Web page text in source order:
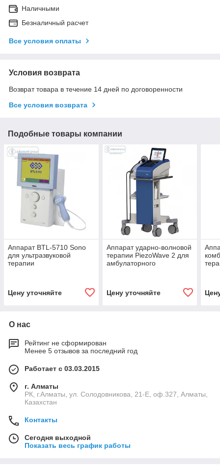
Наличными
Безналичный расчет
Все условия оплаты
Условия возврата
Возврат товара в течение 14 дней по договоренности
Все условия возврата
Подобные товары компании
Аппарат BTL-5710 Sono
для ультразвуковой
терапии
Цену уточняйте
Аппарат ударно-волновой
терапии PiezoWave 2 для
амбулаторного
Цену уточняйте
О нас
Рейтинг не сформирован
Менее 5 отзывов за последний год
Работает с 03.03.2015
г. Алматы
РК, г.Алматы, ул. Солодовникова, 21-Е, оф.327, Алматы,
Казахстан
Контакты
Сегодня выходной
Показать весь график работы